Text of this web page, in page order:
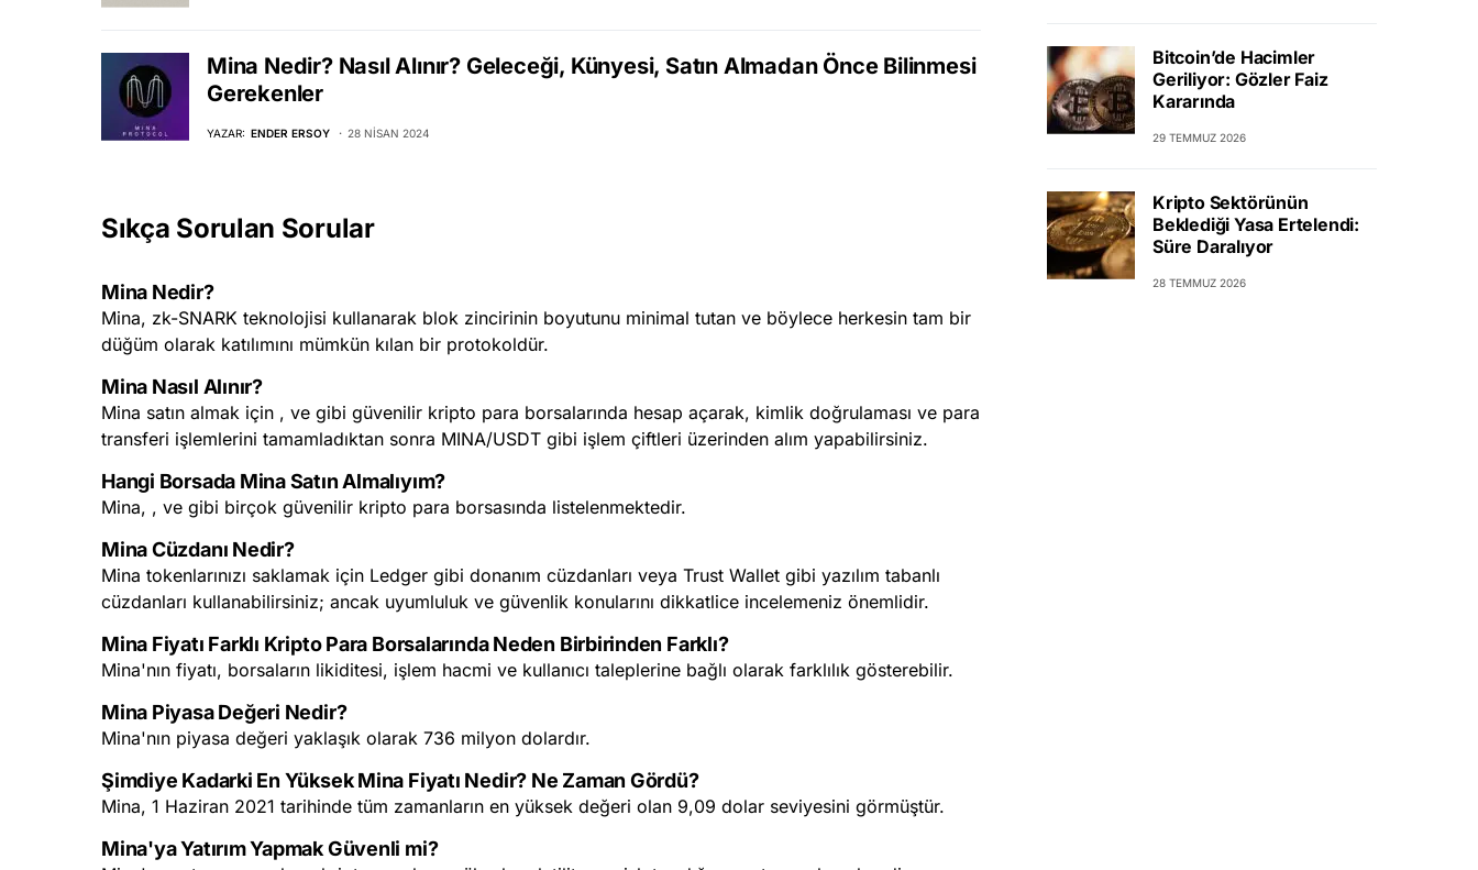
Mina Nedir? Nasıl Alınır? Geleceği, Künyesi, Satın Almadan Önce Bilinmesi
Gerekenler
YAZAR: ENDER ERSOY 28 NISAN 2024
Sıkça Sorulan Sorular
Mina Nedir?
Mina, zk-SNARK teknolojisi kullanarak blok zincirinin boyutunu minimal tutan ve böylece herkesin tam bir
düğüm olarak katılımını mümkün kılan bir protokoldür.
Mina Nasıl Alınır?
Mina satın almak için , ve gibi güvenilir kripto para borsalarında hesap açarak, kimlik doğrulaması ve para
transferi işlemlerini tamamladıktan sonra MINA/USDT gibi işlem çiftleri üzerinden alım yapabilirsiniz.
Hangi Borsada Mina Satın Almalıyım?
Mina, , ve gibi birçok güvenilir kripto para borsasında listelenmektedir.
Mina Cüzdanı Nedir?
Mina tokenlarınızı saklamak için Ledger gibi donanım cüzdanları veya Trust Wallet gibi yazılım tabanlı
cüzdanları kullanabilirsiniz; ancak uyumluluk ve güvenlik konularını dikkatlice incelemeniz önemlidir.
Mina Fiyatı Farklı Kripto Para Borsalarında Neden Birbirinden Farklı?
Mina'nın fiyatı, borsaların likiditesi, işlem hacmi ve kullanıcı taleplerine bağlı olarak farklılık gösterebilir.
Mina Piyasa Değeri Nedir?
Mina'nın piyasa değeri yaklaşık olarak 736 milyon dolardır.
Şimdiye Kadarki En Yüksek Mina Fiyatı Nedir? Ne Zaman Gördü?
Mina, 1 Haziran 2021 tarihinde tüm zamanların en yüksek değeri olan 9,09 dolar seviyesini görmüştür.
Mina'ya Yatırım Yapmak Güvenli mi?
Bitcoin’de Hacimler
Geriliyor: Gözler Faiz
Kararında
29 TEMMUZ 2026
Kripto Sektörünün
Beklediği Yasa Ertelendi:
Süre Daralıyor
28 TEMMUZ 2026